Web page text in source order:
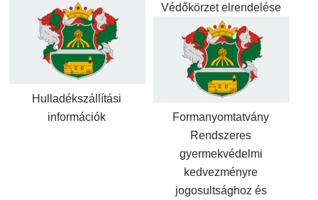
Hulladékszállítási
információk
Védőkörzet elrendelése
Formanyomtatvány
Rendszeres
gyermekvédelmi
kedvezményre
jogosultsághoz és